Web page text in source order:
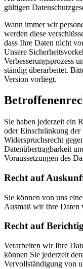
gültigen
Wann immer wir
werden diese
dass Ihre Daten nicht
Unsere
Verbesserungsprozess
ständig überarbeitet.
Version vorliegt.
Sie haben jederzeit ein
oder Einschränkung der
Widerspruchsrecht
Datenübertragbarkeit
Voraussetzungen des
Recht auf
Sie können von uns
Ausmaß wir Ihre Daten
Recht auf
Verarbeiten wir Ihre
können Sie jederzeit
Vervollständigung von